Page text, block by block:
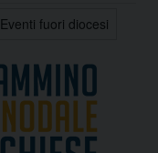
Eventi fuori diocesi